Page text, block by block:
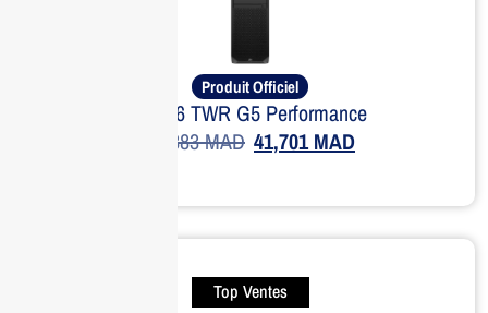
Produit Officiel
HP Z6 TWR G5 Performance
51,383MAD 41,701MAD
Top Ventes